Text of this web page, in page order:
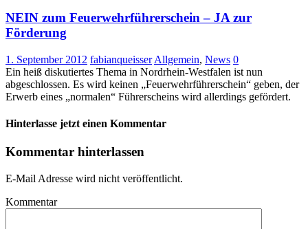
NEIN zum Feuerwehrführerschein – JA zur
Förderung
1. September 2012 fabianqueisser Allgemein, News 0
Ein heiß diskutiertes Thema in Nordrhein-Westfalen ist nun
abgeschlossen. Es wird keinen „Feuerwehrführerschein“ geben, der
Erwerb eines „normalen“ Führerscheins wird allerdings gefördert.
Hinterlasse jetzt einen Kommentar
Kommentar hinterlassen
E-Mail Adresse wird nicht veröffentlicht.
Kommentar